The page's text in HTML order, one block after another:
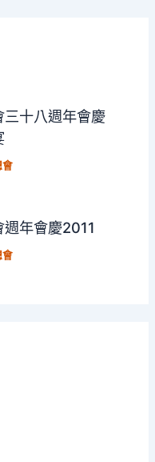
十八週年會慶
會
年會慶2011
會